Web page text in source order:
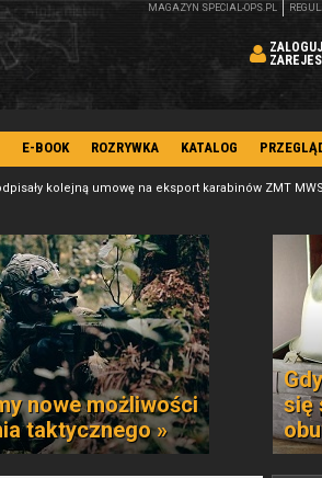
MAGAZYN SPECIAL-OPS.PL
E-BOOK ROZRYWKA KATALOG
kolejną umowę na eksport karabinów ZMT
nowe możliwości
taktycznego »
się